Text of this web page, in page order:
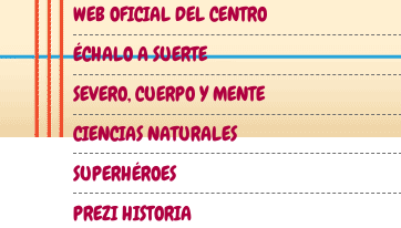
WEB OFICIAL DEL CENTRO
ÉCHALO A SUERTE
SEVERO, CUERPO Y MENTE
CIENCIAS NATURALES
SUPERHÉROES
PREZI HISTORIA